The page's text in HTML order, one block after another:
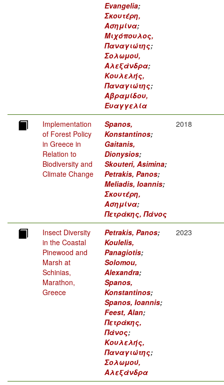
Evangelia;
Σκουτέρη,
Ασημίνα;
Μιχόπουλος,
Παναγιώτης;
Σολωμού,
Αλεξάνδρα;
Κουλελής,
Παναγιώτης;
Αβραμίδου,
Ευαγγελία
Implementation
of Forest Policy
in Greece in
Relation to
Biodiversity and
Climate Change
Spanos,
Konstantinos;
Gaitanis,
Dionysios;
Skouteri, Asimina;
Petrakis, Panos;
Meliadis, Ioannis;
Σκουτέρη,
Ασημίνα;
Πετράκης, Πάνος
2018
Insect Diversity
in the Coastal
Pinewood and
Marsh at
Schinias,
Marathon,
Greece
Petrakis, Panos;
Koulelis,
Panagiotis;
Solomou,
Alexandra;
Spanos,
Konstantinos;
Spanos, Ioannis;
Feest, Alan;
Πετράκης,
Πάνος;
Κουλελής,
Παναγιώτης;
Σολωμού,
Αλεξάνδρα
2023